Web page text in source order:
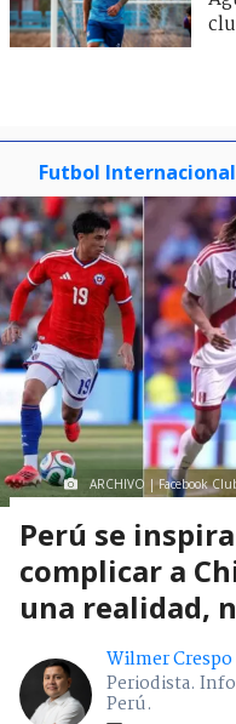
Futbol Internacional
ARCHIVO | Facebook
Perú se
complicar a
una realidad,
Wilmer Crespo
Periodista.
Perú.